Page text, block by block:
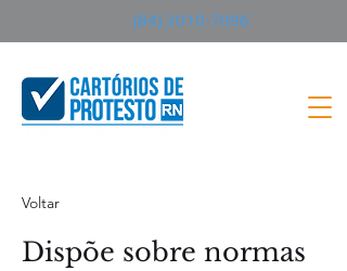
(84) 2010-7096
Voltar
Dispõe sobre normas